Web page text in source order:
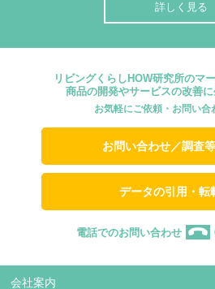
詳しく見る
リビングくらしHOW研究所のマ
商品の開発やサービスの改善
お気軽にご依頼・お問い合
お問い合わせ／調査
データの引用・転
電話でのお問い合わせ
会社案内